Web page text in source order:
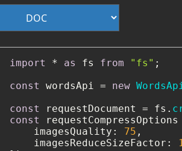
import * as fs from "fs" ;
const
wordsApi = new
const
requestDocument = fs.
const
imagesQuality : 75 ,
imagesReduceSizeFactor :